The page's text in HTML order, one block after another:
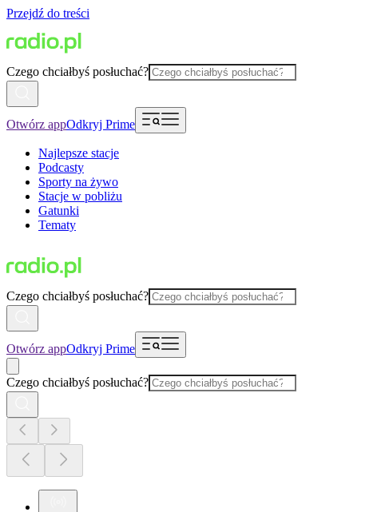
Przejdź do treści
Czego chciałbyś posłuchać?
Otwórz appOdkryj Prime
Najlepsze stacje
Podcasty
Sporty na żywo
Stacje w pobliżu
Gatunki
Tematy
Czego chciałbyś posłuchać?
Otwórz appOdkryj Prime
Czego chciałbyś posłuchać?